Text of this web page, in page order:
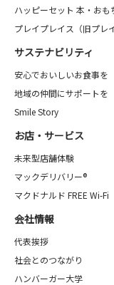
ハッピーセット 本・おも
プレイプレイス（旧プレ
サステナビリティ
安心でおいしいお食事を
地域の仲間にサポートを
Smile Story
お店・サービス
未来型店舗体験
マックデリバリー®
マクドナルド FREE Wi-Fi
会社情報
代表挨拶
社会とのつながり
ハンバーガー大学